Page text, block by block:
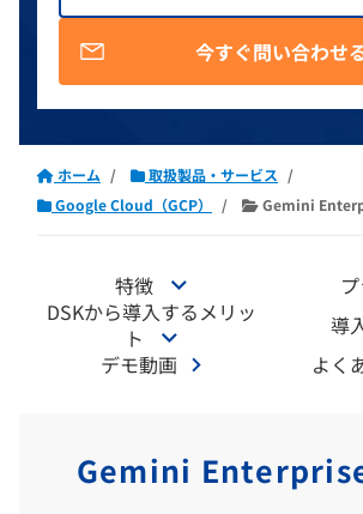
今すぐ問い合わせ
ホーム
取扱製品・サービス
Google Cloud（GCP）
Gemini
特徴
DSKから導入するメリッ
ト
導
デモ動画
よく
Gemini